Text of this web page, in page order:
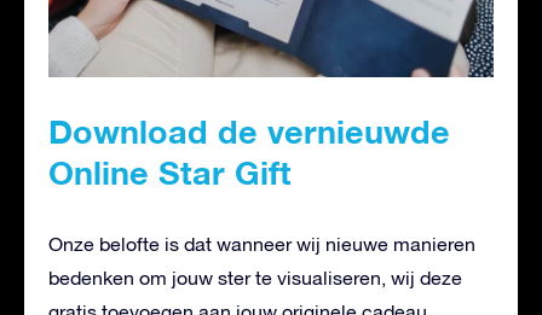
Download de vernieuwde
Online Star Gift
Onze belofte is dat wanneer wij nieuwe manieren
bedenken om jouw ster te visualiseren, wij deze